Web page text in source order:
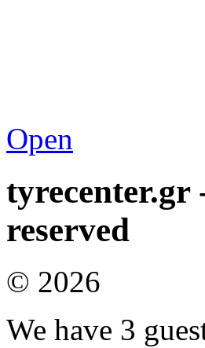
Ενημέρωση για
Όλες οι τιμές που εμφανίζονται
τοποθέτηση, την ζυγοστάθμιση
διάστημα
το οποίο δηλώνεται ρητά σε
Open
tyrecenter.gr
reserved
© 2026
We have 3